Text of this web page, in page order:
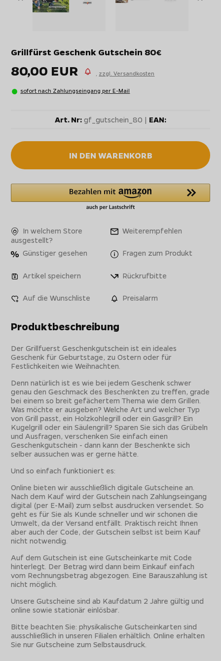
Grillfürst Geschenk Gutschein 80€
80,00 EUR zzgl. Versandkosten
sofort nach Zahlungseingang per E-Mail
Art. Nr: gf_gutschein_80 | EAN:
IN DEN WARENKORB
In welchem Store
ausgestellt?
Weiterempfehlen
Günstiger gesehen Fragen zum Produkt
Artikel speichern Rückrufbitte
Auf die Wunschliste Preisalarm
Produktbeschreibung
Der Grillfuerst Geschenkgutschein ist ein ideales
Geschenk für Geburtstage, zu Ostern oder für
Festlichkeiten wie Weihnachten.
Denn natürlich ist es wie bei jedem Geschenk schwer
genau den Geschmack des Beschenkten zu treffen, grade
bei einem so breit gefächertem Thema wie dem Grillen.
Was möchte er ausgeben? Welche Art und welcher Typ
von Grill passt, ein Holzkohlegrill oder ein Gasgrill? Ein
Kugelgrill oder ein Säulengrill? Sparen Sie sich das Grübeln
und Ausfragen, verschenken Sie einfach einen
Geschenkgutschein - dann kann der Beschenkte sich
selber aussuchen was er gerne hätte.
Und so einfach funktioniert es:
Online bieten wir ausschließlich digitale Gutscheine an.
Nach dem Kauf wird der Gutschein nach Zahlungseingang
digital (per E-Mail) zum selbst ausdrucken versendet. So
geht es für Sie als Kunde schneller und wir schonen die
Umwelt, da der Versand entfällt. Praktisch reicht Ihnen
aber auch der Code, der Gutschein selbst ist beim Kauf
nicht notwendig.
Auf dem Gutschein ist eine Gutscheinkarte mit Code
hinterlegt. Der Betrag wird dann beim Einkauf einfach
vom Rechnungsbetrag abgezogen. Eine Barauszahlung ist
nicht möglich.
Unsere Gutscheine sind ab Kaufdatum 2 Jahre gültig und
online sowie stationär einlösbar.
Bitte beachten Sie: physikalische Gutscheinkarten sind
ausschließlich in unseren Filialen erhältlich. Online erhalten
Sie nur Gutscheine zum Selbstausdruck.